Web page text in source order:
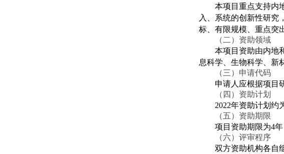
本项目重点支持内
入、系统的创新性研究
标、有限规模、重点突
（二）资助领域
本项目资助由内地
息科学、生物科学、新
（三）申请代码
申请人应根据项目
（四）资助计划
2022年资助计划约
（五）资助期限
项目资助期限为4年
（六）评审程序
双方资助机构各自